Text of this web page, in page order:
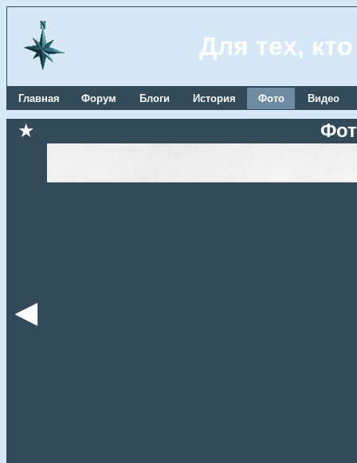
Для тех,
Главная Форум Блоги История Фото Видео
★
◄